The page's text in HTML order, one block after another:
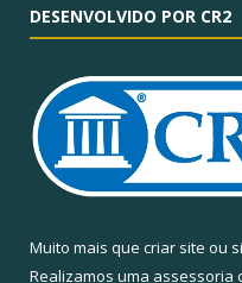
DESENVOLVIDO POR CR2
Muito mais que criar site ou
Realizamos uma assessoria